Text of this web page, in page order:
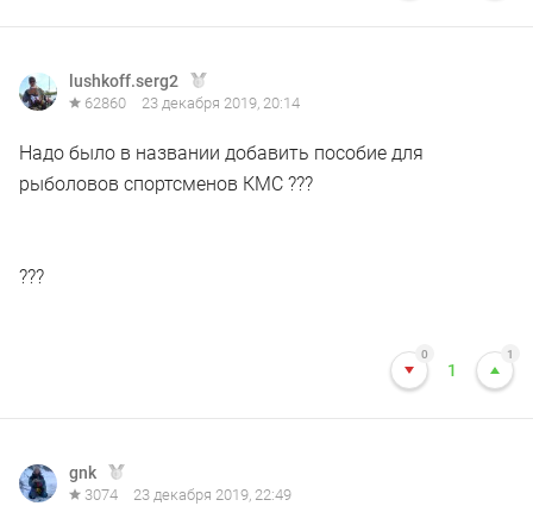
lushkoff.serg2
62860 23 декабря 2019, 20:14
Надо было в названии добавить пособие для
рыболовов спортсменов КМС ???
???
0
1
1
gnk
3074 23 декабря 2019, 22:49